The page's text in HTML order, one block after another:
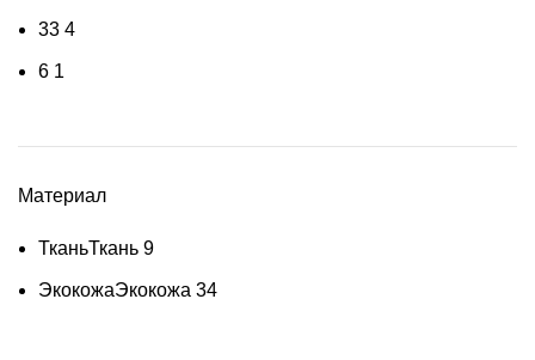
33 4
6 1
Материал
ТканьТкань 9
ЭкокожаЭкокожа 34